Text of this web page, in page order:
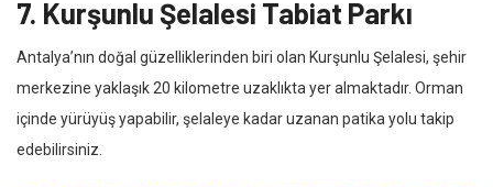
7. Kurşunlu Şelalesi Tabiat Parkı
Antalya’nın doğal güzelliklerinden biri olan Kurşunlu Şelalesi, şehir
merkezine yaklaşık 20 kilometre uzaklıkta yer almaktadır. Orman
içinde yürüyüş yapabilir, şelaleye kadar uzanan patika yolu takip
edebilirsiniz.